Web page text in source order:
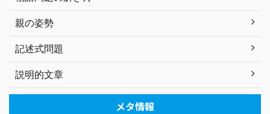
親の姿勢
記述式問題
説明的文章
メタ情報